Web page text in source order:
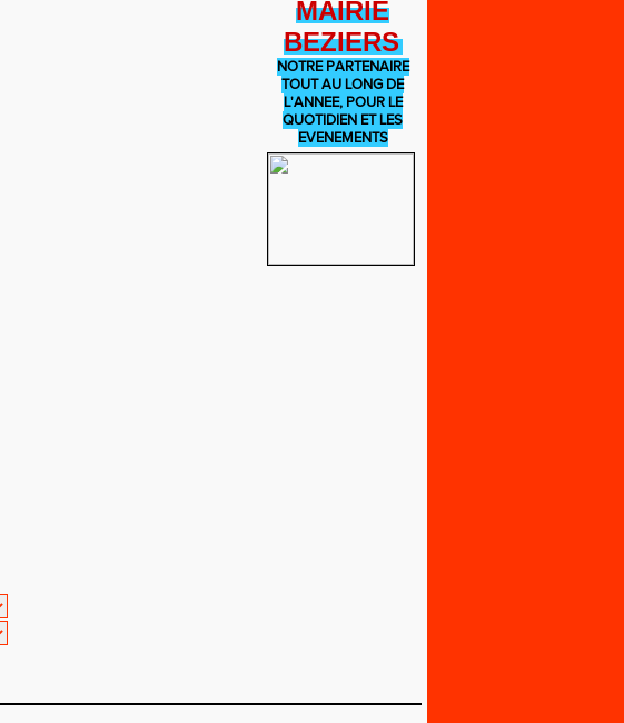
MAIRIE
BEZIERS
NOTRE PARTENAIRE
TOUT AU LONG DE
L'ANNEE, POUR LE
QUOTIDIEN ET LES
EVENEMENTS